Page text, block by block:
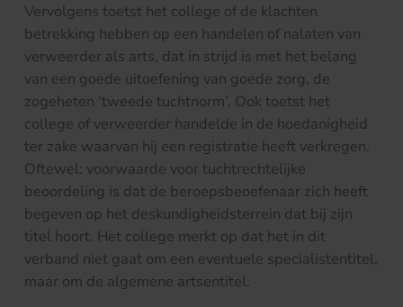
Vervolgens toetst het college of de klachten
betrekking hebben op een handelen of nalaten van
verweerder als arts, dat in strijd is met het belang
van een goede uitoefening van goede zorg, de
zogeheten ‘tweede tuchtnorm’. Ook toetst het
college of verweerder handelde in de hoedanigheid
ter zake waarvan hij een registratie heeft verkregen.
Oftewel: voorwaarde voor tuchtrechtelijke
beoordeling is dat de beroepsbeoefenaar zich heeft
begeven op het deskundigheidsterrein dat bij zijn
titel hoort. Het college merkt op dat het in dit
verband niet gaat om een eventuele specialistentitel,
maar om de algemene artsentitel.